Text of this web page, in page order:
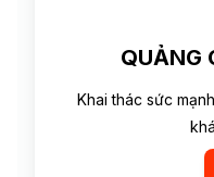
QUẢNG
Khai thác sức